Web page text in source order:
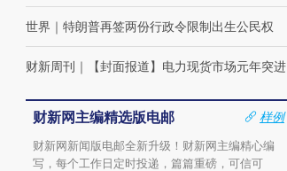
世界 ｜ 特朗普再签两份行政令限制出生公民权
财新周刊 ｜ 【封面报道】电力现货市场元年突进
财新网主编精选版电邮
样例
财新网新闻版电邮全新升级！财新网主编精心编
写，每个工作日定时投递，篇篇重磅，可信可